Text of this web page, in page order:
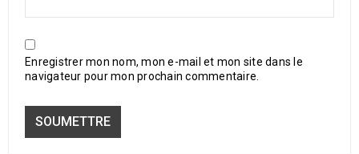
Enregistrer mon nom, mon e-mail et mon site dans le
navigateur pour mon prochain commentaire.